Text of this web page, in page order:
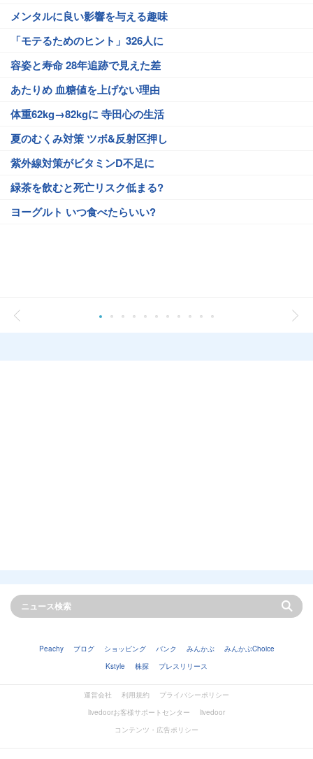
メンタルに良い影響を与える趣味
「モテるためのヒント」326人に
容姿と寿命 28年追跡で見えた差
あたりめ 血糖値を上げない理由
体重62kg→82kgに 寺田心の生活
夏のむくみ対策 ツボ&反射区押し
紫外線対策がビタミンD不足に
緑茶を飲むと死亡リスク低まる?
ヨーグルト いつ食べたらいい?
Peachy ブログ ショッピング バンク みんかぶ
みんかぶChoice
Kstyle
株探 プレスリリース
運営会社 利用規約
プライバシーポリシー
livedoorお客様サポートセンター
livedoor
コンテンツ・広告ポリシー